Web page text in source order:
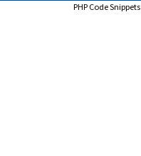
PHP Code Snippets